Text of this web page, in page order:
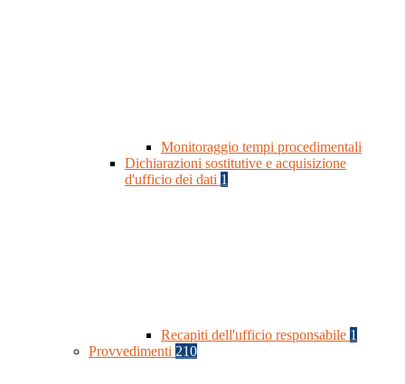
Monitoraggio tempi procedimentali
Dichiarazioni sostitutive e acquisizione
d'ufficio dei dati 1
Recapiti dell'ufficio responsabile 1
Provvedimenti 210